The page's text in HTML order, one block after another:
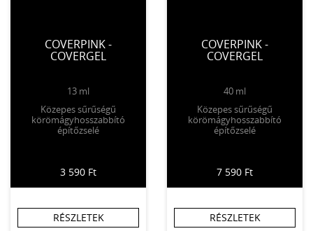
COVERPINK -
COVERGEL
13 ml
Közepes sűrűségű
körömágyhosszabbító
építőzselé
3 590 Ft
RÉSZLETEK
COVERPINK -
COVERGEL
40 ml
Közepes sűrűségű
körömágyhosszabbító
építőzselé
7 590 Ft
RÉSZLETEK